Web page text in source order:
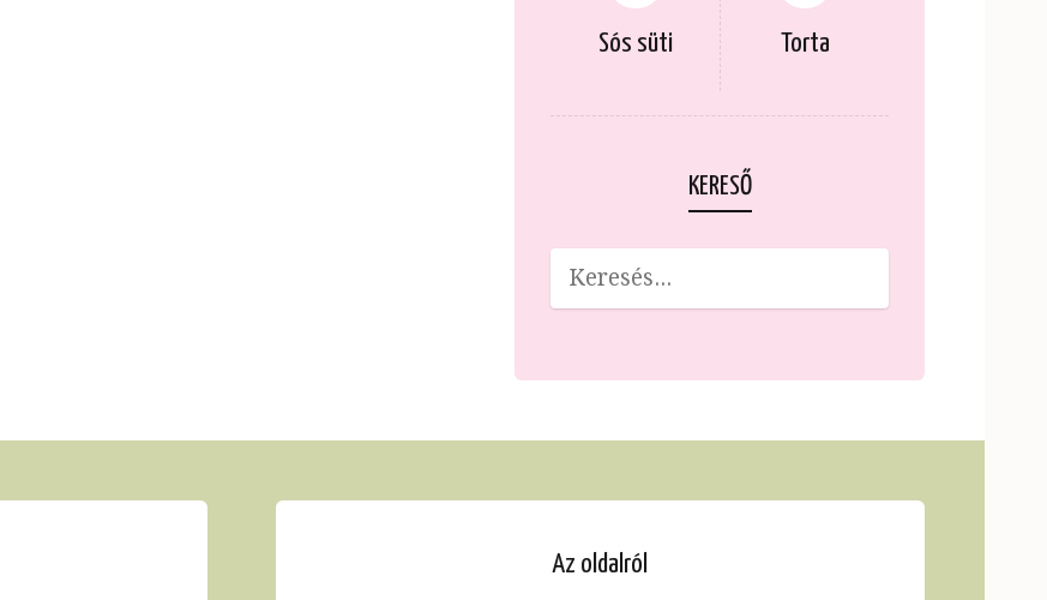
Sós süti Torta
KERESŐ
Az oldalról